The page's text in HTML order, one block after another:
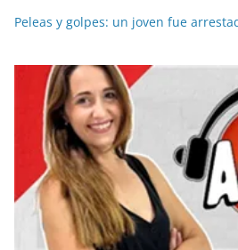
Peleas y golpes: un joven fue